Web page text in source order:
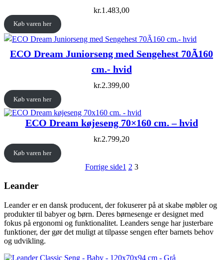
kr.1.483,00
Køb varen her
ECO Dream Juniorseng med Sengehest 70Ã160
cm.- hvid
kr.2.399,00
Køb varen her
ECO Dream køjeseng 70×160 cm. – hvid
kr.2.799,20
Køb varen her
Forrige side1 2 3
Leander
Leander er en dansk producent, der fokuserer på at skabe møbler og
produkter til babyer og børn. Deres børnesenge er designet med
fokus på ergonomi og funktionalitet. Leanders senge har justerbare
funktioner, der gør det muligt at tilpasse sengen efter barnets behov
og udvikling.